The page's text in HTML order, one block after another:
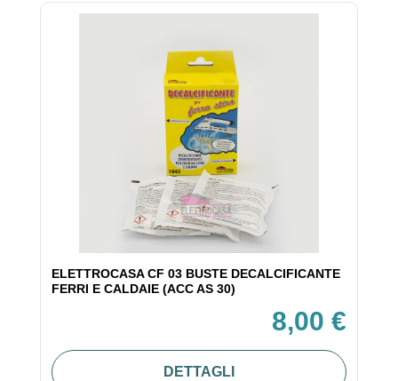
ELETTROCASA CF 03 BUSTE DECALCIFICANTE
FERRI E CALDAIE (ACC AS 30)
8,00 €
DETTAGLI